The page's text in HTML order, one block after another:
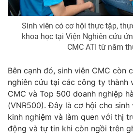
Sinh viên có cơ hội thực tập,
khoa học tại Viện Nghiên cứu
CMC ATI từ năm
Bên cạnh đó, sinh viên CMC còn
nghiên cứu tại các công ty thành
CMC và Top 500 doanh nghiệp
(VNR500). Đây là cơ hội cho
kinh nghiệm và làm quen với thị
động và tự tin khi còn ngồi trên